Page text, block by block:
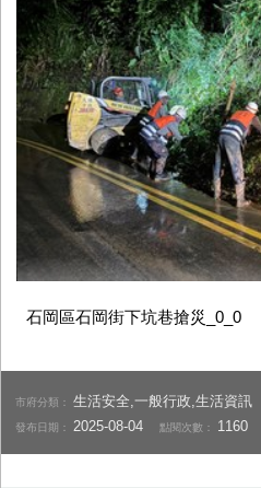
石岡區石岡街下坑巷搶災_0_0
市府分類：生活安全,一般行政,生活資訊
發布日期： 2025-08-04 點閱次數： 1160